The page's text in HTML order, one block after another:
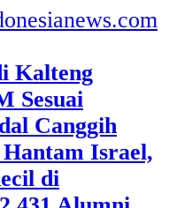
Kalteng
Sesuai
Canggih
Israel,
di